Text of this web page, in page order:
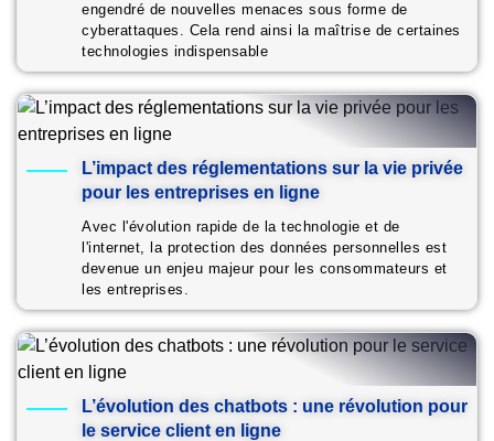
engendré de nouvelles menaces sous forme de
cyberattaques. Cela rend ainsi la maîtrise de certaines
technologies indispensable
L’impact des réglementations sur la vie privée
pour les entreprises en ligne
Avec l'évolution rapide de la technologie et de
l'internet, la protection des données personnelles est
devenue un enjeu majeur pour les consommateurs et
les entreprises.
L’évolution des chatbots : une révolution pour
le service client en ligne